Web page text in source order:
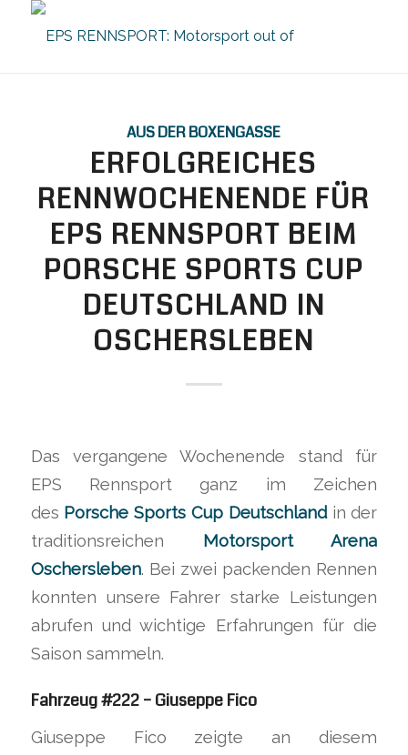
AUS DER BOXENGASSE
ERFOLGREICHES
RENNWOCHENENDE FÜR
EPS RENNSPORT BEIM
PORSCHE SPORTS CUP
DEUTSCHLAND IN
OSCHERSLEBEN
Das vergangene Wochenende stand für
EPS Rennsport ganz im Zeichen
des Porsche Sports Cup Deutschlandin der
traditionsreichen Motorsport Arena
Oschersleben. Bei zwei packenden Rennen
konnten unsere Fahrer starke Leistungen
abrufen und wichtige Erfahrungen für die
Saison sammeln.
Fahrzeug #222 – Giuseppe Fico
Giuseppe Fico zeigte an diesem